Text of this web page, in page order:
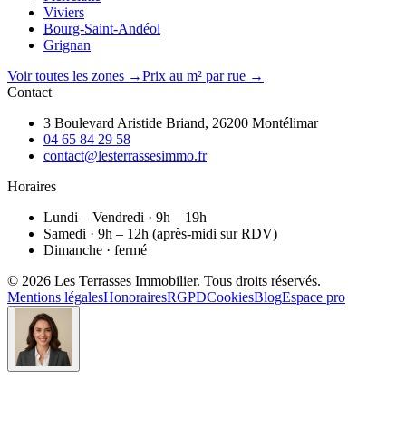
Viviers
Bourg-Saint-Andéol
Grignan
Voir toutes les zones →Prix au m² par rue →
Contact
3 Boulevard Aristide Briand, 26200 Montélimar
04 65 84 29 58
contact@lesterrassesimmo.fr
Horaires
Lundi – Vendredi · 9h – 19h
Samedi · 9h – 12h (après-midi sur RDV)
Dimanche · fermé
© 2026 Les Terrasses Immobilier. Tous droits réservés.
Mentions légalesHonorairesRGPDCookiesBlogEspace pro